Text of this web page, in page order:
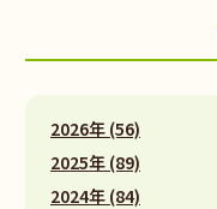
2026年 (56)
2025年 (89)
2024年 (84)